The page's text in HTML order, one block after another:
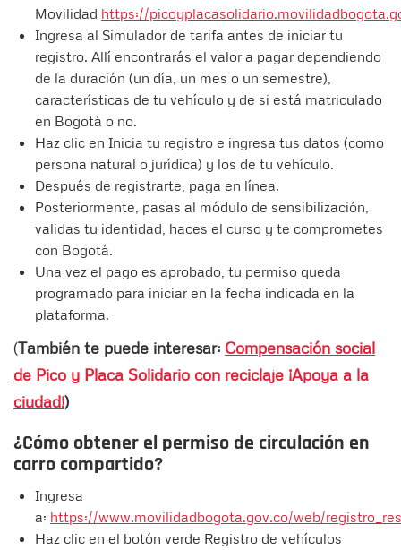
Movilidad https://
Ingresa al Simulador de tarifa antes de iniciar tu
registro. Allí encontrarás el valor a pagar dependiendo
de la duración (un día, un mes o un semestre),
características de tu vehículo y de si está matriculado
en Bogotá o no.
Haz clic en Inicia tu registro e ingresa tus datos (como
persona natural o jurídica) y los de tu vehículo.
Después de registrarte, paga en línea.
Posteriormente, pasas al módulo de sensibilización,
validas tu identidad, haces el curso y te comprometes
con Bogotá.
Una vez el pago es aprobado, tu permiso queda
programado para iniciar en la fecha indicada en la
plataforma.
(También te puede interesar: Compensación social
de Pico y Placa Solidario con reciclaje ¡Apoya a la
ciudad!)
¿Cómo obtener el permiso de circulación en
carro compartido?
Ingresa
a: https://www.movilidadbogota.gov.co/web/
Haz clic en el botón verde Registro de vehículos